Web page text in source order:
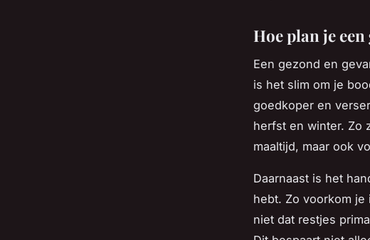
Hoe plan je
Een gezond en
is het slim om je
goedkoper en
herfst en winter. Zo
maaltijd, maar ook
Daarnaast is het
hebt. Zo voorkom
niet dat restjes